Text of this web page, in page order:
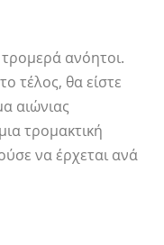
ανόητοι.
τέλος, θα είστε
αιώνιας
τρομακτική
να έρχεται ανά